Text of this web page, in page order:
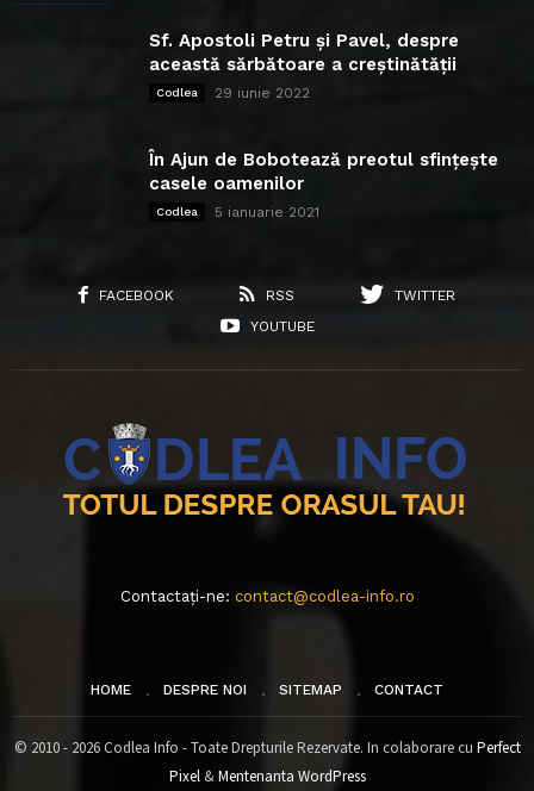
Sf. Apostoli Petru și Pavel, despre
această sărbătoare a creștinătății
Codlea 29 iunie 2022
În Ajun de Bobotează preotul sfințește
casele oamenilor
Codlea 5 ianuarie 2021
FACEBOOK RSS
TWITTER
YOUTUBE
Contactați-ne: contact@codlea-info.ro
HOME DESPRE NOI SITEMAP CONTACT
© 2010 - 2026 Codlea Info - Toate Drepturile Rezervate. In colaborare cu Perfect
Pixel&Mentenanta WordPress